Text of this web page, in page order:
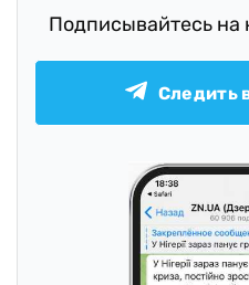
Подписывайтесь на
Следить